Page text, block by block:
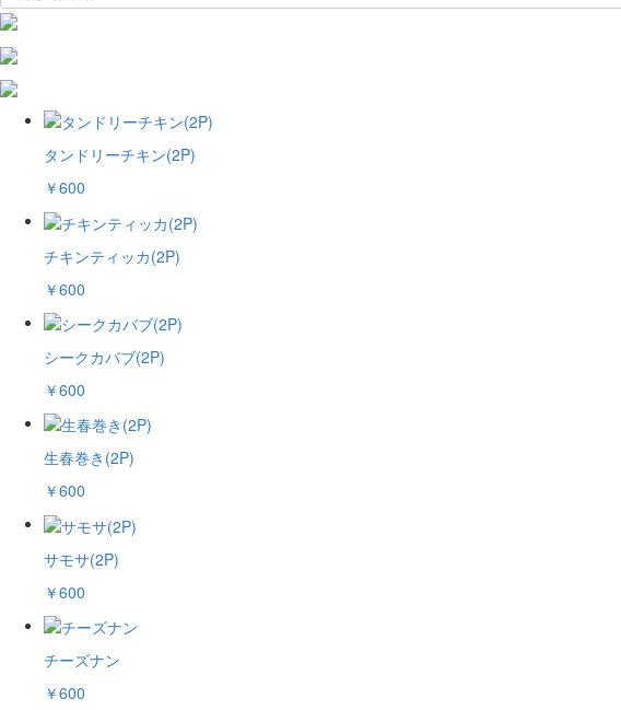
タンドリーチキン(2P)
￥600
チキンティッカ(2P)
￥600
シークカバブ(2P)
￥600
生春巻き(2P)
￥600
サモサ(2P)
￥600
チーズナン
￥600